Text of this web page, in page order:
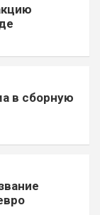
в сборную